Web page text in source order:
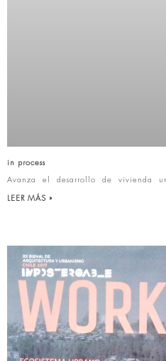
in process
Avanza el desarrollo de vivienda
LEER MÁS »